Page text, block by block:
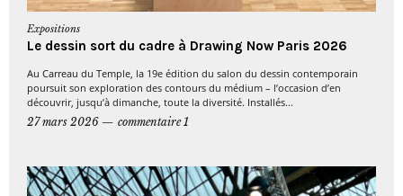
Expositions
Le dessin sort du cadre à Drawing Now Paris 2026
Au Carreau du Temple, la 19e édition du salon du dessin contemporain
poursuit son exploration des contours du médium – l’occasion d’en
découvrir, jusqu’à dimanche, toute la diversité. Installés...
27 mars 2026
commentaire 1